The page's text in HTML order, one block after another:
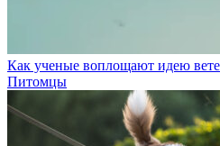
Как ученые воплощают идею
Питомцы